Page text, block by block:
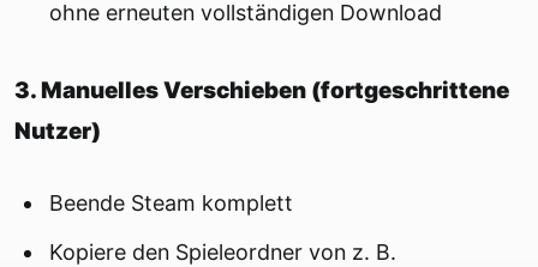
ohne erneuten vollständigen Download
3. Manuelles Verschieben (fortgeschrittene
Nutzer)
Beende Steam komplett
Kopiere den Spieleordner von z. B.